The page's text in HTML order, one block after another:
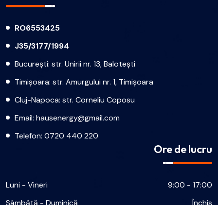
RO6553425
J35/3177/1994
București: str. Unirii nr. 13, Balotești
Timișoara: str. Amurgului nr. 1, Timișoara
Cluj-Napoca: str. Corneliu Coposu
Email: hausenergy@gmail.com
Telefon: 0720 440 220
Ore de lucru
Luni - Vineri
9:00 - 17:00
Sâmbătă - Duminică
Închis